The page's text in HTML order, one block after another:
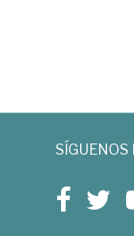
SÍGUENOS